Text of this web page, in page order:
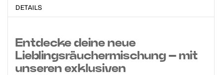
DETAILS
Entdecke deine neue
Lieblingsräuchermischung – mit
unseren exklusiven